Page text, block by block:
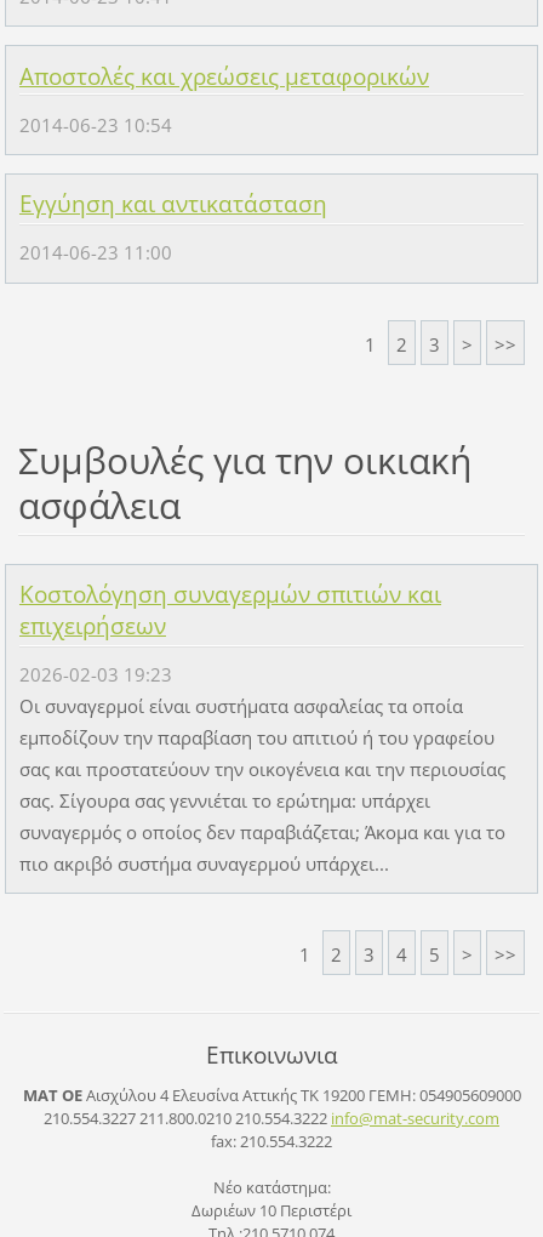
Αποστολές και χρεώσεις μεταφορικών
2014-06-23 10:54
Εγγύηση και αντικατάσταση
2014-06-23 11:00
1 2 3 > >>
Συμβουλές για την οικιακή
ασφάλεια
Κοστολόγηση συναγερμών σπιτιών και
επιχειρήσεων
2026-02-03 19:23
Οι συναγερμοί είναι συστήματα ασφαλείας τα οποία
εμποδίζουν την παραβίαση του απιτιού ή του γραφείου
σας και προστατεύουν την οικογένεια και την περιουσίας
σας. Σίγουρα σας γεννιέται το ερώτημα: υπάρχει
συναγερμός ο οποίος δεν παραβιάζεται; Άκομα και για το
πιο ακριβό συστήμα συναγερμού υπάρχει...
1 2 3 4 5 > >>
Επικοινωνια
ΜΑΤ ΟΕΑισχύλου 4 Ελευσίνα Αττικής ΤΚ 19200ΓΕΜΗ: 054905609000
210.554.3227 211.800.0210 210.554.3222 info@mat-security.com
fax: 210.554.3222
Νέο κατάστημα:
Δωριέων 10 Περιστέρι